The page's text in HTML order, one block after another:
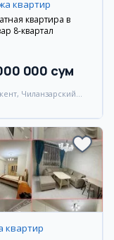
квартир
квартира в
8-квартал
000 сум
Чиланзарский
квартир